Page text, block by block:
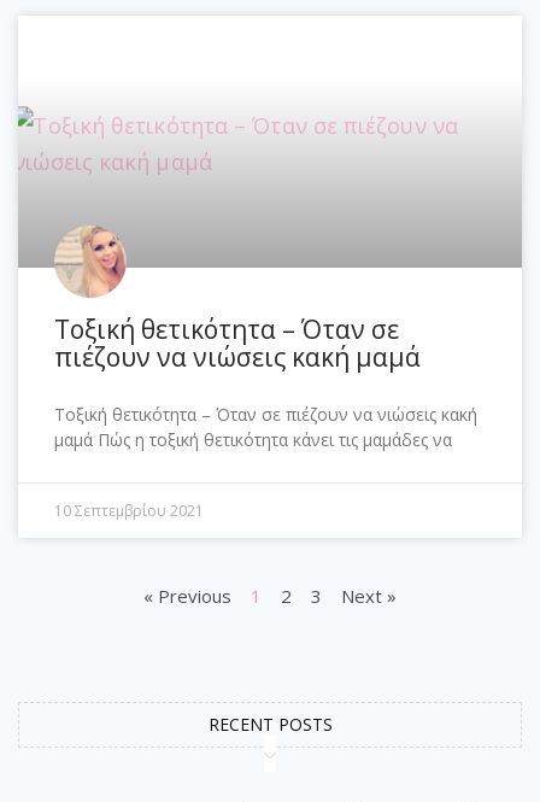
Τοξική θετικότητα – Όταν σε
πιέζουν να νιώσεις κακή μαμά
Τοξική θετικότητα – Όταν σε πιέζουν να νιώσεις κακή
μαμά Πώς η τοξική θετικότητα κάνει τις μαμάδες να
10 Σεπτεμβρίου 2021
« Previous 1 2 3 Next »
RECENT POSTS